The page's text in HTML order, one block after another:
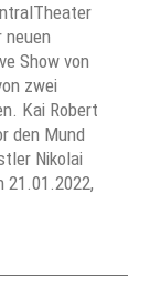
Show von
zwei
Kai Robert
den Mund
Nikolai
21.01.2022,